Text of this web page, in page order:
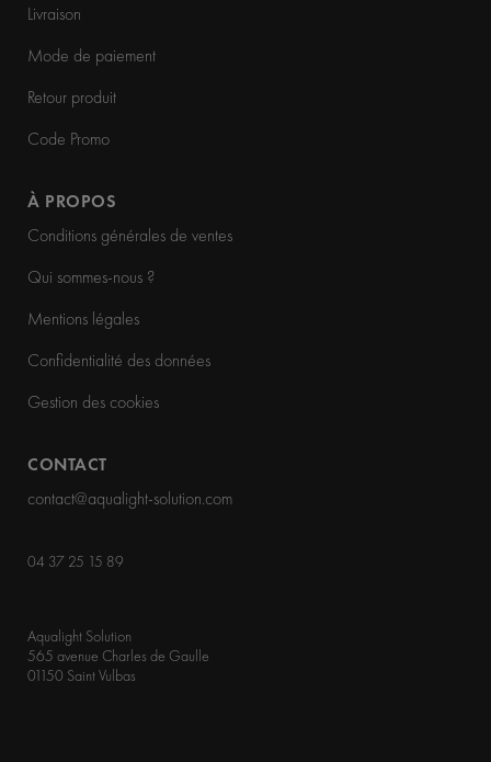
Livraison
Mode de paiement
Retour produit
Code Promo
À PROPOS
Conditions générales de ventes
Qui sommes-nous ?
Mentions légales
Confidentialité des données
Gestion des cookies
CONTACT
contact@aqualight-solution.com
04 37 25 15 89
Aqualight Solution
565 avenue Charles de Gaulle
01150 Saint Vulbas